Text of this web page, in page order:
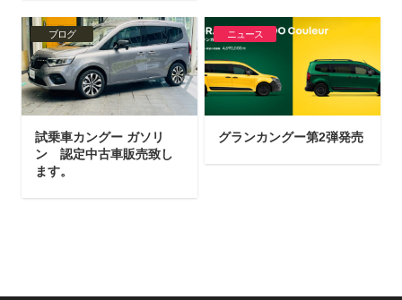
ブログ
試乗車カングー ガソリ
ン 認定中古車販売致し
ます。
ニュース
グランカングー第2弾発売